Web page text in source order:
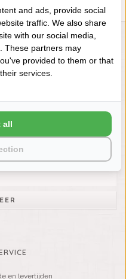
DAN
511817
blijven?
mailinglijst:
en levertijden
and ads, provide social
traffic. We also share
with our social media,
These partners may
provided to them or that
services.
all